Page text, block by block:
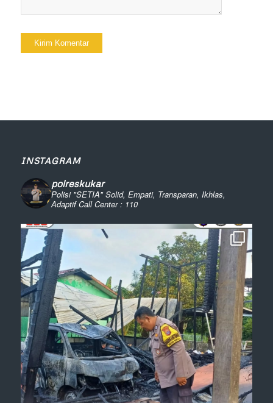
INSTAGRAM
polreskukar
Polisi "SETIA" Solid, Empati, Transparan, Ikhlas,
AdaptifCall Center : 110